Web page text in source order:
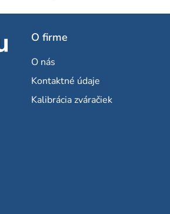
O firme
O nás
Kontaktné údaje
Kalibrácia zváračiek